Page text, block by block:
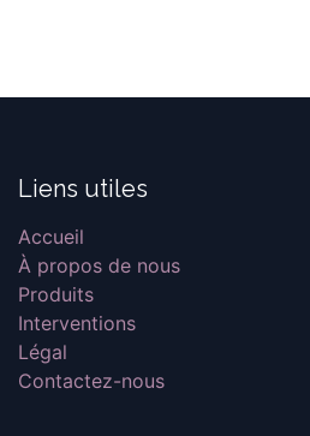
Liens utiles
Accueil
À propos de nous
Produits
Interventions
Légal
Contactez-nous